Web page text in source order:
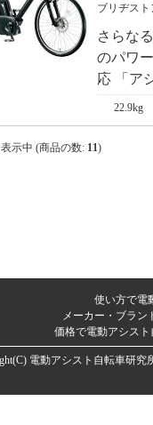
ブリヂスト
さらな
のパワ
応 「ア
22.9kg
示中 (商品の数: 11)
使い方で電
メーカー・ブラ
価格で電動アシス
電動アシスト自転車研究